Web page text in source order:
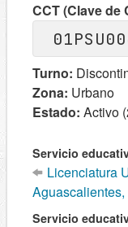
CCT (Clave de
Turno:
Zona: Urbano
Estado: Activo
Servicio
Licenciatura
Servicio